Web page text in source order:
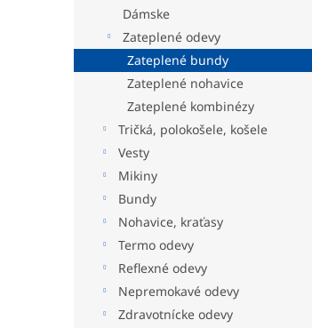
Dámske
Zateplené odevy
Zateplené bundy
Zateplené nohavice
Zateplené kombinézy
Tričká, polokošele, košele
Vesty
Mikiny
Bundy
Nohavice, kraťasy
Termo odevy
Reflexné odevy
Nepremokavé odevy
Zdravotnícke odevy